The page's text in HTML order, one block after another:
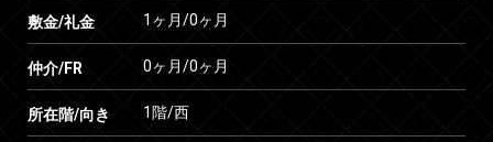
敷金/礼金 1ヶ月/0ヶ月
仲介/FR 0ヶ月/0ヶ月
所在階/向き 1階/西